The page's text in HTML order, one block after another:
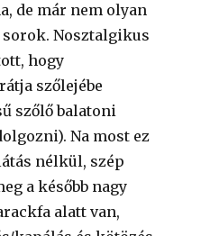
de már nem olyan
sorok. Nosztalgikus
hogy
szőlejébe
szőlő balatoni
Na most ez
nélkül, szép
a később nagy
alatt van,